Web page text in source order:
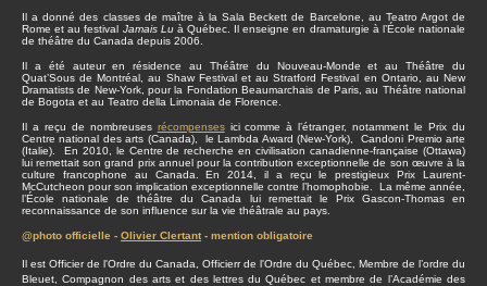
Il a donné des classes de maître à la Sala Beckett de Barcelone, au Teatro Argot de
Rome et au festival Jamais Luà Québec. Il enseigne en dramaturgie à l’École nationale
de théâtre du Canada depuis 2006.
Il a été auteur en résidence au Théâtre du Nouveau-Monde et au Théâtre du
Quat’Sous de Montréal, au Shaw Festival et au Stratford Festival en Ontario, au New
Dramatists de New-York, pour la Fondation Beaumarchais de Paris, au Théâtre national
de Bogota et au Teatro della Limonaia de Florence.
Il a reçu de nombreuses récompensesici comme à l’étranger, notamment le Prix du
Centre national des arts (Canada), le Lambda Award (New-York), Candoni Premio arte
(Italie). En 2010, le Centre de recherche en civilisation canadienne-française (Ottawa)
lui remettait son grand prix annuel pour la contribution exceptionnelle de son œuvre à la
culture francophone au Canada. En 2014, il a reçu le prestigieux Prix Laurent-
McCutcheon pour son implication exceptionnelle contre l’homophobie. La même année,
l’École nationale de théâtre du Canada lui remettait le Prix Gascon-Thomas en
reconnaissance de son influence sur la vie théâtrale au pays.
@photo officielle - Olivier Clertant- mention obligatoire
Il est Officier de l'Ordre du Canada, Officierr de l'Ordre du Québec, Membre de l’ordre du
Bleuet, Compagnon des arts et des lettres du Québec et membre de l’Académie des